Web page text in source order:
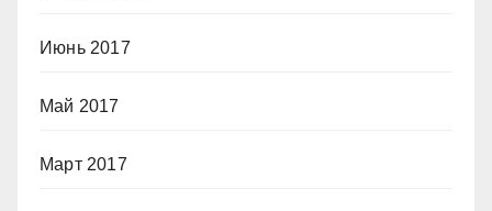
Июнь 2017
Май 2017
Март 2017